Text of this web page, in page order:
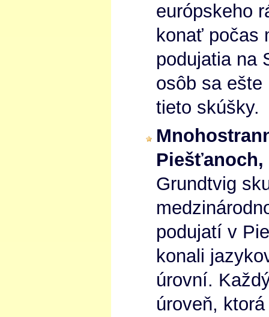
európskeho
konať počas
podujatia na
osôb sa ešte
tieto skúšky.
Grundtvig
podujatí v
konali
úrovní.
úroveň,